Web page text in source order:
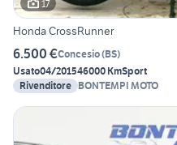
17
Honda CrossRunner
6.500 €Concesio(BS)
Usato04/201546000 KmSport
Rivenditore BONTEMPI MOTO